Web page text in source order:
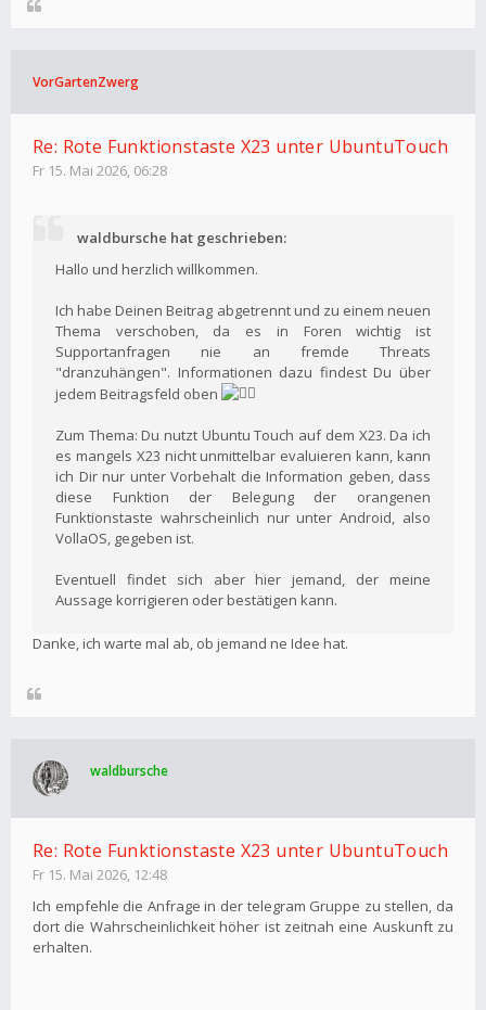
VorGartenZwerg
Re: Rote Funktionstaste X23 unter UbuntuTouch
Fr 15. Mai 2026, 06:28
waldbursche hat geschrieben:
Hallo und herzlich willkommen.
Ich habe Deinen Beitrag abgetrennt und zu einem neuen
Thema verschoben, da es in Foren wichtig ist
Supportanfragen nie an fremde Threats
"dranzuhängen". Informationen dazu findest Du über
jedem Beitragsfeld oben
Zum Thema: Du nutzt Ubuntu Touch auf dem X23. Da ich
es mangels X23 nicht unmittelbar evaluieren kann, kann
ich Dir nur unter Vorbehalt die Information geben, dass
diese Funktion der Belegung der orangenen
Funktionstaste wahrscheinlich nur unter Android, also
VollaOS, gegeben ist.
Eventuell findet sich aber hier jemand, der meine
Aussage korrigieren oder bestätigen kann.
Danke, ich warte mal ab, ob jemand ne Idee hat.
waldbursche
Re: Rote Funktionstaste X23 unter UbuntuTouch
Fr 15. Mai 2026, 12:48
Ich empfehle die Anfrage in der telegram Gruppe zu stellen, da
dort die Wahrscheinlichkeit höher ist zeitnah eine Auskunft zu
erhalten.